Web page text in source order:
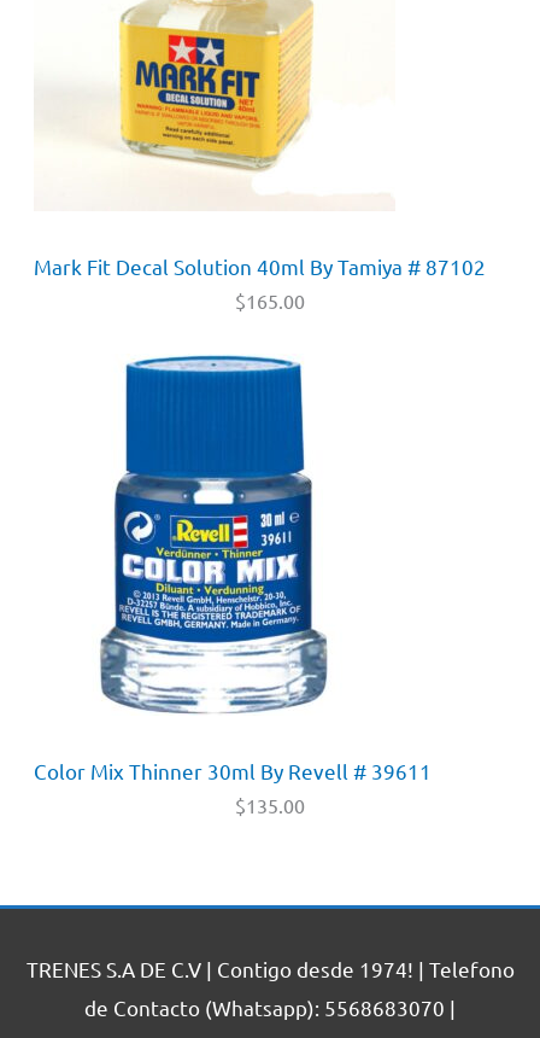
Mark Fit Decal Solution 40ml By Tamiya # 87102
$165.00
Color Mix Thinner 30ml By Revell # 39611
$135.00
TRENES S.A DE C.V | Contigo desde 1974! | Telefono
de Contacto (Whatsapp): 5568683070 |